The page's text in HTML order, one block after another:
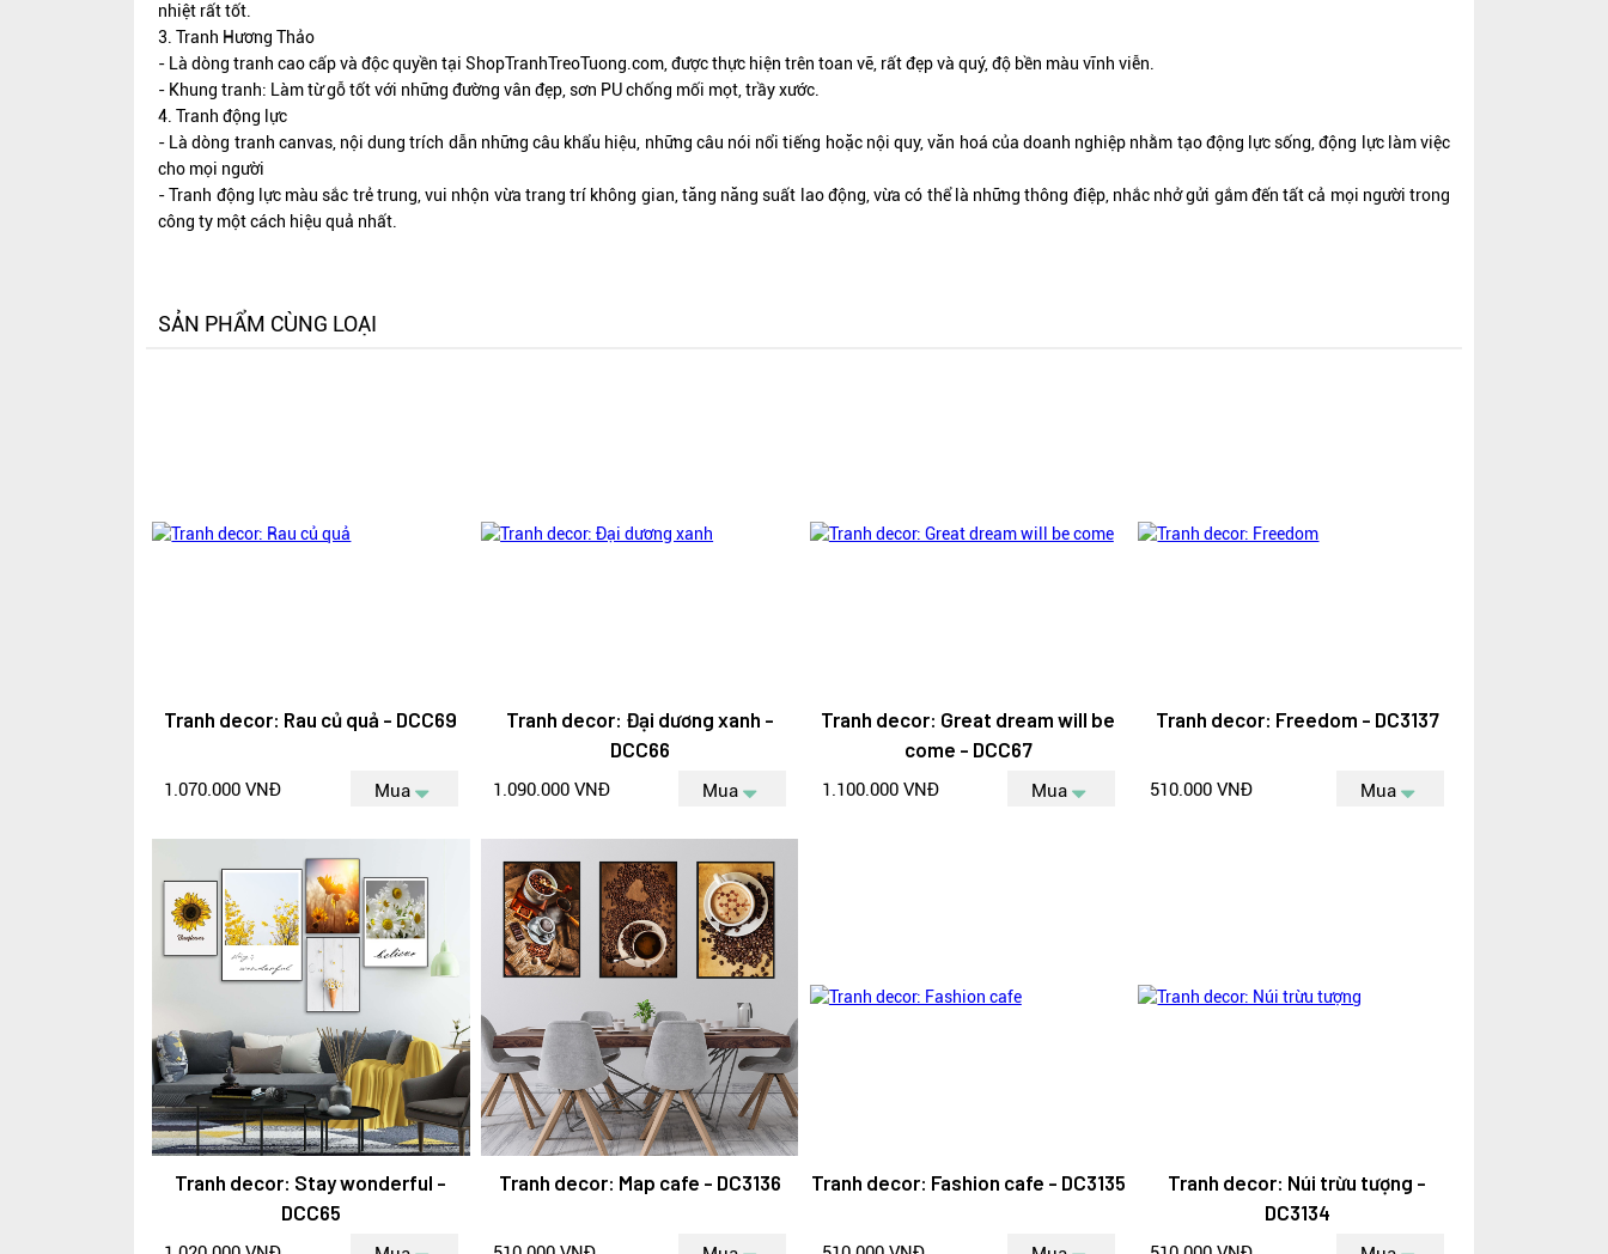
nhiệt rất tốt.
3. Tranh Hương Thảo
- Là dòng tranh cao cấp và độc quyền tại ShopTranhTreoTuong.com, được thực hiện trên toan vẽ, rất đẹp và quý, độ bền màu vĩnh viễn.
- Khung tranh: Làm từ gỗ tốt với những đường vân đẹp, sơn PU chống mối mọt, trầy xước.
4. Tranh động lực
- Là dòng tranh canvas, nội dung trích dẫn những câu khẩu hiệu, những câu nói nổi tiếng hoặc nội quy, văn hoá của doanh nghiệp nhằm tạo động lực sống, động lực làm việc
cho mọi người
- Tranh động lực màu sắc trẻ trung, vui nhộn vừa trang trí không gian, tăng năng suất lao động, vừa có thể là những thông điệp, nhắc nhở gửi gắm đến tất cả mọi người trong
công ty một cách hiệu quả nhất.
SẢN PHẨM CÙNG LOẠI
Tranh decor: Rau củ quả - DCC69
1.070.000 VNĐ Mua
Tranh decor: Đại dương xanh -
DCC66
1.090.000 VNĐ Mua
Tranh decor: Great dream will be
come - DCC67
1.100.000 VNĐ Mua
Tranh decor: Freedom - DC3137
510.000 VNĐ Mua
Tranh decor: Stay wonderful -
DCC65
Tranh decor: Map cafe - DC3136 Tranh decor: Fashion cafe - DC3135
Tranh decor: Núi trừu tượng -
DC3134